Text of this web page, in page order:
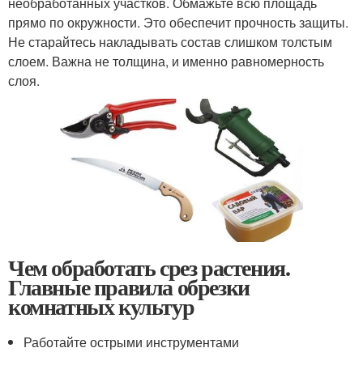
прямо по окружности. Это обеспечит прочность защиты.
Не старайтесь накладывать состав слишком толстым
слоем. Важна не толщина, и именно равномерность
слоя.
Чем обработать срез растения.
Главные правила обрезки
комнатных культур
Работайте острыми инструментами